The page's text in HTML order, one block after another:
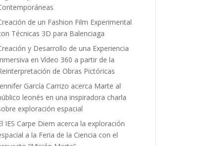
de un Fashion Film Experimental
Técnicas 3D para Balenciaga
y Desarrollo de una Experiencia
en Vídeo 360 a partir de la
de Obras Pictóricas
García Carrizo acerca Marte al
leonés en una inspiradora charla
exploración espacial
IES Carpe Diem acerca la exploración
a la Feria de la Ciencia con el